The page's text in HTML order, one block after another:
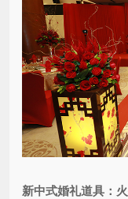
新中式婚礼道具：